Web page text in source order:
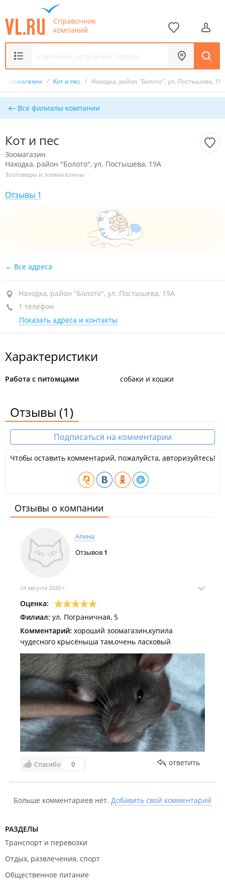
Справочник
компаний
Зоомагазин / Кот и пес / Находка, район "Болото", ул. Постышева,
Все филиалы компании
Кот и пес
Зоомагазин
Находка, район "Болото", ул. Постышева, 19А
Зоотовары и зоомагазины
Отзывы 1
Все адреса
Находка, район "Болото", ул. Постышева, 19А
1 телефон
Показать адреса и контакты
Характеристики
Работа с питомцами собаки и кошки
Отзывы (1)
Подписаться на комментарии
Чтобы оставить комментарий, пожалуйста, авторизуйтесь!
Отзывы о компании
Алина
Отзывов 1
24 августа 2020 г.
Оценка:
Филиал: ул. Пограничная, 5
Комментарий: хороший зоомагазин,купила
чудесного крысёныша там,очень ласковый
Спасибо 0 ответить
Больше комментариев нет. Добавить свой комментарий
РАЗДЕЛЫ
Транспорт и перевозки
Отдых, развлечения, спорт
Общественное питание